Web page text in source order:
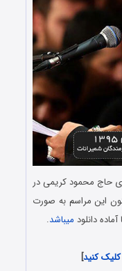
شب سوم محرم 1395 با نوای حاج محمود کریمی در
این مراسم به صورت
دانلود میباشد.
کلیک کنید]